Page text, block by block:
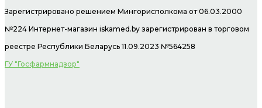
Зарегистрировано решением Мингорисполкома от 06.03.2000
№224 Интернет-магазин iskamed.by зарегистрирован в торговом
реестре Республики Беларусь 11.09.2023 №564258
ГУ "Госфармнадзор"